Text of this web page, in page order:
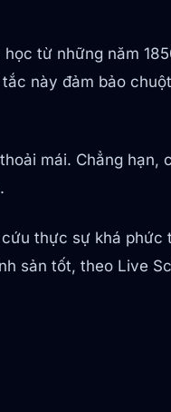
từ những năm
này đảm bảo
mái. Chẳng hạn,
thực sự khá phức
sản tốt, theo Live